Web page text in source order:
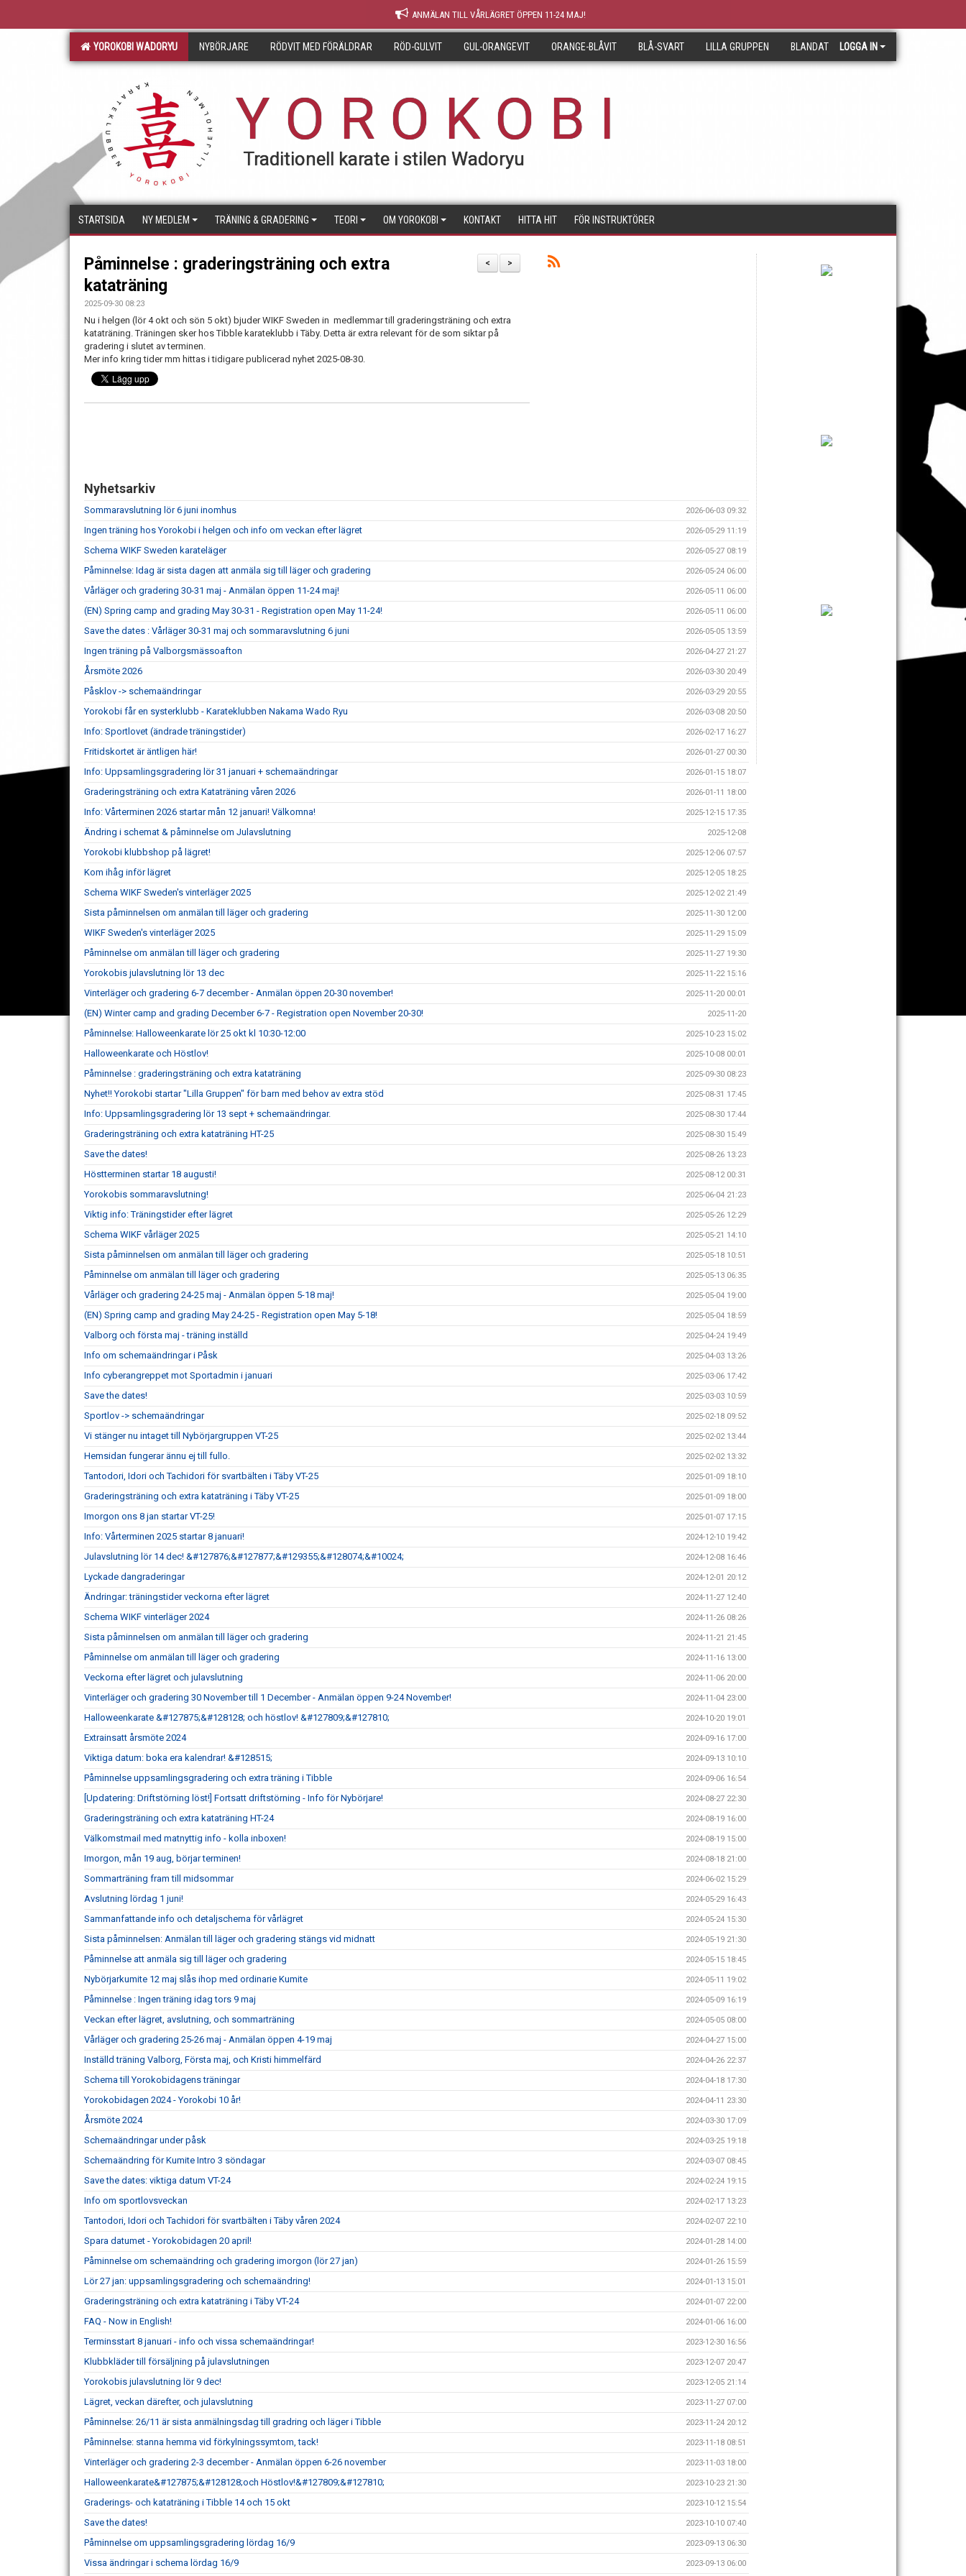
ANMÄLAN TILL VÅRLÄGRET ÖPPEN 11-24 MAJ!
YOROKOBI WADORYU NYBÖRJARE RÖDVIT MED FÖRÄLDRAR RÖD-GULVIT GUL-ORANGEVIT ORANGE-BLÅVIT BLÅ-SVART LILLA GRUPPEN BLANDAT LOGGA IN
Y O R O K O B I
Traditionell karate i stilen Wadoryu
STARTSIDA NY MEDLEM TRÄNING & GRADERING TEORI OM YOROKOBI KONTAKT HITTA HIT FÖR INSTRUKTÖRER
>
<
Påminnelse : graderingsträning och extra
kataträning
2025-09-30 08:23
Nu i helgen (lör 4 okt och sön 5 okt) bjuder WIKF Sweden in medlemmar till graderingsträning och extra
kataträning. Träningen sker hos Tibble karateklubb i Täby. Detta är extra relevant för de som siktar på
gradering i slutet av terminen.
Mer info kring tider mm hittas i tidigare publicerad nyhet 2025-08-30.
Nyhetsarkiv
Sommaravslutning lör 6 juni inomhus 2026-06-03 09:32
Ingen träning hos Yorokobi i helgen och info om veckan efter lägret 2026-05-29 11:19
Schema WIKF Sweden karateläger 2026-05-27 08:19
Påminnelse: Idag är sista dagen att anmäla sig till läger och gradering 2026-05-24 06:00
Vårläger och gradering 30-31 maj - Anmälan öppen 11-24 maj! 2026-05-11 06:00
(EN) Spring camp and grading May 30-31 - Registration open May 11-24! 2026-05-11 06:00
Save the dates : Vårläger 30-31 maj och sommaravslutning 6 juni 2026-05-05 13:59
Ingen träning på Valborgsmässoafton 2026-04-27 21:27
Årsmöte 2026 2026-03-30 20:49
Påsklov -> schemaändringar 2026-03-29 20:55
Yorokobi får en systerklubb - Karateklubben Nakama Wado Ryu 2026-03-08 20:50
Info: Sportlovet (ändrade träningstider) 2026-02-17 16:27
Fritidskortet är äntligen här! 2026-01-27 00:30
Info: Uppsamlingsgradering lör 31 januari + schemaändringar 2026-01-15 18:07
Graderingsträning och extra Kataträning våren 2026 2026-01-11 18:00
Info: Vårterminen 2026 startar mån 12 januari! Välkomna! 2025-12-15 17:35
Ändring i schemat & påminnelse om Julavslutning 2025-12-08
Yorokobi klubbshop på lägret! 2025-12-06 07:57
Kom ihåg inför lägret 2025-12-05 18:25
Schema WIKF Sweden's vinterläger 2025 2025-12-02 21:49
Sista påminnelsen om anmälan till läger och gradering 2025-11-30 12:00
WIKF Sweden's vinterläger 2025 2025-11-29 15:09
Påminnelse om anmälan till läger och gradering 2025-11-27 19:30
Yorokobis julavslutning lör 13 dec 2025-11-22 15:16
Vinterläger och gradering 6-7 december - Anmälan öppen 20-30 november! 2025-11-20 00:01
(EN) Winter camp and grading December 6-7 - Registration open November 20-30! 2025-11-20
Påminnelse: Halloweenkarate lör 25 okt kl 10:30-12:00 2025-10-23 15:02
Halloweenkarate och Höstlov! 2025-10-08 00:01
Påminnelse : graderingsträning och extra kataträning 2025-09-30 08:23
Nyhet!! Yorokobi startar "Lilla Gruppen" för barn med behov av extra stöd 2025-08-31 17:45
Info: Uppsamlingsgradering lör 13 sept + schemaändringar. 2025-08-30 17:44
Graderingsträning och extra kataträning HT-25 2025-08-30 15:49
Save the dates! 2025-08-26 13:23
Höstterminen startar 18 augusti! 2025-08-12 00:31
Yorokobis sommaravslutning! 2025-06-04 21:23
Viktig info: Träningstider efter lägret 2025-05-26 12:29
Schema WIKF vårläger 2025 2025-05-21 14:10
Sista påminnelsen om anmälan till läger och gradering 2025-05-18 10:51
Påminnelse om anmälan till läger och gradering 2025-05-13 06:35
Vårläger och gradering 24-25 maj - Anmälan öppen 5-18 maj! 2025-05-04 19:00
(EN) Spring camp and grading May 24-25 - Registration open May 5-18! 2025-05-04 18:59
Valborg och första maj - träning inställd 2025-04-24 19:49
Info om schemaändringar i Påsk 2025-04-03 13:26
Info cyberangreppet mot Sportadmin i januari 2025-03-06 17:42
Save the dates! 2025-03-03 10:59
Sportlov -> schemaändringar 2025-02-18 09:52
Vi stänger nu intaget till Nybörjargruppen VT-25 2025-02-02 13:44
Hemsidan fungerar ännu ej till fullo. 2025-02-02 13:32
Tantodori, Idori och Tachidori för svartbälten i Täby VT-25 2025-01-09 18:10
Graderingsträning och extra kataträning i Täby VT-25 2025-01-09 18:00
Imorgon ons 8 jan startar VT-25! 2025-01-07 17:15
Info: Vårterminen 2025 startar 8 januari! 2024-12-10 19:42
Julavslutning lör 14 dec! &#127876;&#127877;&#129355;&#128074;&#10024; 2024-12-08 16:46
Lyckade dangraderingar 2024-12-01 20:12
Ändringar: träningstider veckorna efter lägret 2024-11-27 12:40
Schema WIKF vinterläger 2024 2024-11-26 08:26
Sista påminnelsen om anmälan till läger och gradering 2024-11-21 21:45
Påminnelse om anmälan till läger och gradering 2024-11-16 13:00
Veckorna efter lägret och julavslutning 2024-11-06 20:00
Vinterläger och gradering 30 November till 1 December - Anmälan öppen 9-24 November! 2024-11-04 23:00
Halloweenkarate &#127875;&#128128; och höstlov! &#127809;&#127810; 2024-10-20 19:01
Extrainsatt årsmöte 2024 2024-09-16 17:00
Viktiga datum: boka era kalendrar! &#128515; 2024-09-13 10:10
Påminnelse uppsamlingsgradering och extra träning i Tibble 2024-09-06 16:54
[Updatering: Driftstörning löst!] Fortsatt driftstörning - Info för Nybörjare! 2024-08-27 22:30
Graderingsträning och extra kataträning HT-24 2024-08-19 16:00
Välkomstmail med matnyttig info - kolla inboxen! 2024-08-19 15:00
Imorgon, mån 19 aug, börjar terminen! 2024-08-18 21:00
Sommarträning fram till midsommar 2024-06-02 15:29
Avslutning lördag 1 juni! 2024-05-29 16:43
Sammanfattande info och detaljschema för vårlägret 2024-05-24 15:30
Sista påminnelsen: Anmälan till läger och gradering stängs vid midnatt 2024-05-19 21:30
Påminnelse att anmäla sig till läger och gradering 2024-05-15 18:45
Nybörjarkumite 12 maj slås ihop med ordinarie Kumite 2024-05-11 19:02
Påminnelse : Ingen träning idag tors 9 maj 2024-05-09 16:19
Veckan efter lägret, avslutning, och sommarträning 2024-05-05 08:00
Vårläger och gradering 25-26 maj - Anmälan öppen 4-19 maj 2024-04-27 15:00
Inställd träning Valborg, Första maj, och Kristi himmelfärd 2024-04-26 22:37
Schema till Yorokobidagens träningar 2024-04-18 17:30
Yorokobidagen 2024 - Yorokobi 10 år! 2024-04-11 23:30
Årsmöte 2024 2024-03-30 17:09
Schemaändringar under påsk 2024-03-25 19:18
Schemaändring för Kumite Intro 3 söndagar 2024-03-07 08:45
Save the dates: viktiga datum VT-24 2024-02-24 19:15
Info om sportlovsveckan 2024-02-17 13:23
Tantodori, Idori och Tachidori för svartbälten i Täby våren 2024 2024-02-07 22:10
Spara datumet - Yorokobidagen 20 april! 2024-01-28 14:00
Påminnelse om schemaändring och gradering imorgon (lör 27 jan) 2024-01-26 15:59
Lör 27 jan: uppsamlingsgradering och schemaändring! 2024-01-13 15:01
Graderingsträning och extra kataträning i Täby VT-24 2024-01-07 22:00
FAQ - Now in English! 2024-01-06 16:00
Terminsstart 8 januari - info och vissa schemaändringar! 2023-12-30 16:56
Klubbkläder till försäljning på julavslutningen 2023-12-07 20:47
Yorokobis julavslutning lör 9 dec! 2023-12-05 21:14
Lägret, veckan därefter, och julavslutning 2023-11-27 07:00
Påminnelse: 26/11 är sista anmälningsdag till gradring och läger i Tibble 2023-11-24 20:12
Påminnelse: stanna hemma vid förkylningssymtom, tack! 2023-11-18 08:51
Vinterläger och gradering 2-3 december - Anmälan öppen 6-26 november 2023-11-03 18:00
Halloweenkarate&#127875;&#128128;och Höstlov!&#127809;&#127810; 2023-10-23 21:30
Graderings- och kataträning i Tibble 14 och 15 okt 2023-10-12 15:54
Save the dates! 2023-10-10 07:40
Påminnelse om uppsamlingsgradering lördag 16/9 2023-09-13 06:30
Vissa ändringar i schema lördag 16/9 2023-09-13 06:00